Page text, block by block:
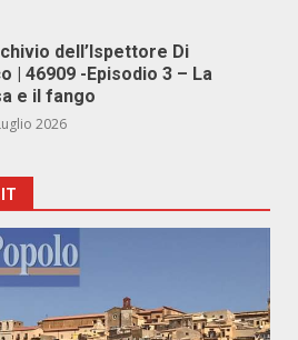
dell’Ispettore Di
| 46909 -Episodio 3 – La
e il fango
2026